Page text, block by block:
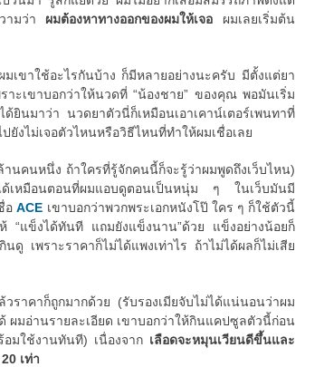
ามว่า ผมต้องหาทางออกของผมให้เจอ ผมเลยเริ่มต้น
เขาใช้อะไรกันบ้าง ก็มีหลายอย่างนะครับ มีตั้งแต่ยา
ะเขาบอกว่าให้นวดที่ “น้องชาย” ของคุณ พอมันเริ่ม
นมาว่า นวดยาตัวนี่ก็เหมือนเอาเคาน์เตอร์เพนทาที่
งไม่เจอตัวไหนหรือวิธีไหนที่ทำให้ผมเชื่อเลย
านคนหนึ่ง ถ้าใครที่รู้จักคนนี้ก็จะรู้ว่าผมพูดถึงเว็บไหน)
ด้เหมือนตอนที่ผมแอบดูตอนเป็นหนุ่ม ๆ ในเว็บมันมี
อACE เขาบอกว่าพวกพระเอกหนังโป๊ ใคร ๆ ก็ใช้ตัวนี้
“แข็งได้ทันที แถมยังแข็งนาน”ด้วย แข็งอย่างน้อยก็
ดู เพราะราคาก็ไม่ได้แพงเท่าไร ถ้าไม่ได้ผลก็ไม่เสีย
วราคาก็ถูกมากด้วย (รับรองเมียจับไม่ได้แน่นอนว่าผม
ผมอ่านรายละเอียด เขาบอกว่าให้กินแคปซูลตัวนี้ก่อน
มใช้งานทันที) เนื่องจาก เลือดจะหมุนเวียนดีขึ้นและ
เท่า